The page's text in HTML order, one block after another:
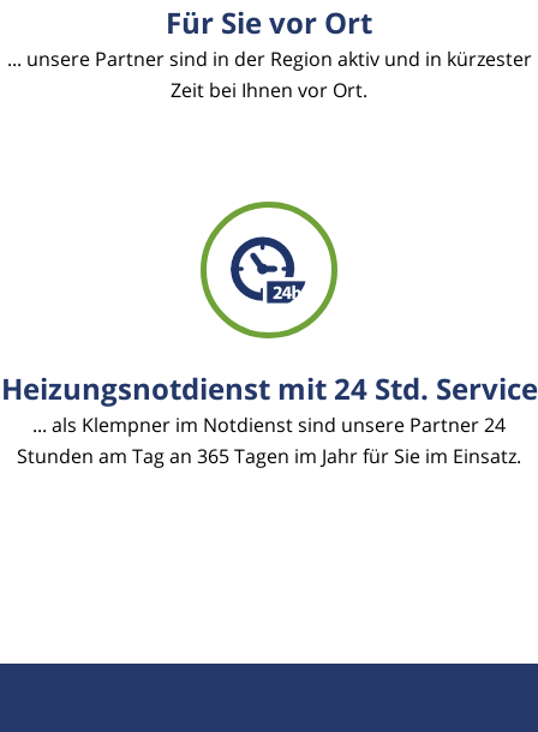
Für Sie vor Ort
... unsere Partner sind in der Region aktiv und in kürzester
Zeit bei Ihnen vor Ort.
Heizungsnotdienst mit 24 Std. Service
... als Klempner im Notdienst sind unsere Partner 24
Stunden am Tag an 365 Tagen im Jahr für Sie im Einsatz.